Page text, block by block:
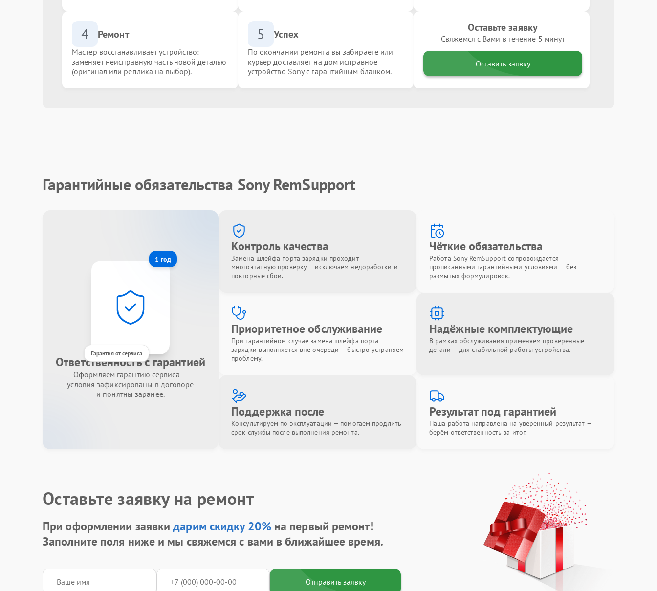
4 Ремонт
Мастер восстанавливает устройство:
заменяет неисправную часть новой деталью
(оригинал или реплика на выбор).
5 Успех
По окончании ремонта вы забираете или
курьер доставляет на дом исправное
устройство Sony с гарантийным бланком.
Оставьте заявку
Свяжемся с Вами в течение 5 минут
Оставить заявку
Гарантийные обязательства Sony RemSupport
1 год
Гарантия от сервиса
Ответственность с гарантией
Оформляем гарантию сервиса —
условия зафиксированы в договоре
и понятны заранее.
Контроль качества
Замена шлейфа порта зарядки проходит
многоэтапную проверку — исключаем недоработки и
повторные сбои.
Чёткие обязательства
Работа Sony RemSupport сопровождается
прописанными гарантийными условиями — без
размытых формулировок.
Приоритетное обслуживание
При гарантийном случае замена шлейфа порта
зарядки выполняется вне очереди — быстро устраняем
проблему.
Надёжные комплектующие
В рамках обслуживания применяем проверенные
детали — для стабильной работы устройства.
Поддержка после
Консультируем по эксплуатации — помогаем продлить
срок службы после выполнения ремонта.
Результат под гарантией
Наша работа направлена на уверенный результат —
берём ответственность за итог.
Оставьте заявку на ремонт
При оформлении заявкидарим скидку 20%на первый ремонт!
Заполните поля ниже и мы свяжемся с вами в ближайшее время.
Отправить заявку